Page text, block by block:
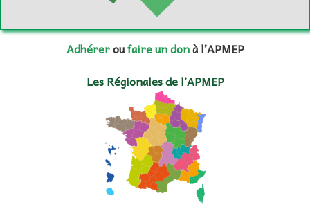
Adhéreroufaire un donà l’APMEP
Les Régionales de l’APMEP